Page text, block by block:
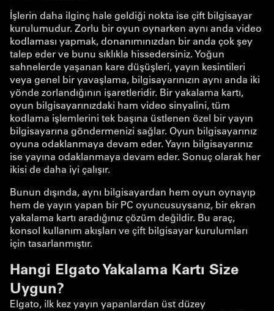
İşlerin daha ilginç hale geldiği nokta ise çift bilgisayar
kurulumudur. Zorlu bir oyun oynarken aynı anda video
kodlaması yapmak, donanımınızdan bir anda çok şey
talep eder ve bunu sıklıkla hissedersiniz. Yoğun
sahnelerde yaşanan kare düşüşleri, yayın kesintileri
veya genel bir yavaşlama, bilgisayarınızın aynı anda iki
yönde zorlandığının işaretleridir. Bir yakalama kartı,
oyun bilgisayarınızdaki ham video sinyalini, tüm
kodlama işlemlerini tek başına üstlenen özel bir yayın
bilgisayarına göndermenizi sağlar. Oyun bilgisayarınız
oyuna odaklanmaya devam eder. Yayın bilgisayarınız
ise yayına odaklanmaya devam eder. Sonuç olarak her
ikisi de daha iyi çalışır.
Bunun dışında, aynı bilgisayardan hem oyun oynayıp
hem de yayın yapan bir PC oyuncusuysanız, bir ekran
yakalama kartı aradığınız çözüm değildir. Bu araç,
konsol kullanım akışları ve çift bilgisayar kurulumları
için tasarlanmıştır.
Hangi Elgato Yakalama Kartı Size
Uygun?
Elgato, ilk kez yayın yapanlardan üst düzey